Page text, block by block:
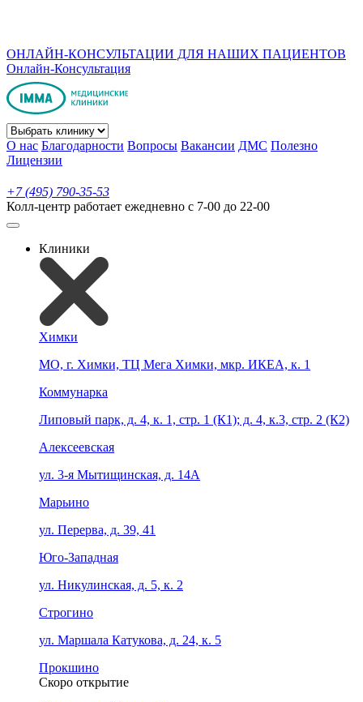
ОНЛАЙН-КОНСУЛЬТАЦИИ ДЛЯ НАШИХ ПАЦИЕНТОВ
Онлайн-Консультация
О нас Благодарности Вопросы Вакансии ДМС Полезно
Лицензии
+7 (495) 790-35-53
Колл-центр работает ежедневно с 7-00 до 22-00
Клиники
Химки
МО, г. Химки, ТЦ Мега Химки, мкр. ИКЕА, к. 1
Коммунарка
Липовый парк, д. 4, к. 1, стр. 1 (К1); д. 4, к.3, стр. 2 (К2)
Алексеевская
ул. 3-я Мытищинская, д. 14А
Марьино
ул. Перерва, д. 39, 41
Юго-Западная
ул. Никулинская, д. 5, к. 2
Строгино
ул. Маршала Катукова, д. 24, к. 5
Прокшино
Скоро открытие